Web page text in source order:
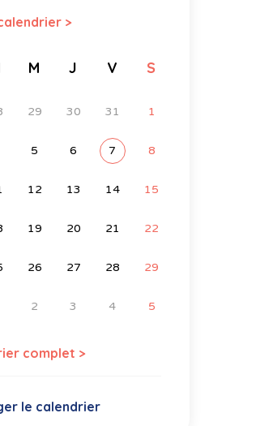
>
M J V S
29 30 31 1
5 6 7 8
12 13 14 15
19 20 21 22
26 27 28 29
2 3 4 5
complet >
le calendrier